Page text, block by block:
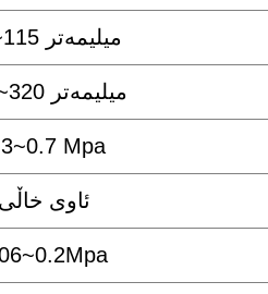
50~115 میلیمەتر
120~320 میلیمەتر
Mpa
ئاوی خاڵی